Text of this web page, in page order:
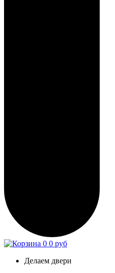
0 0 руб
Делаем двери